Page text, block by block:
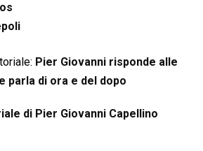
Pier Giovanni risponde alle
parla di ora e del dopo
di Pier Giovanni Capellino